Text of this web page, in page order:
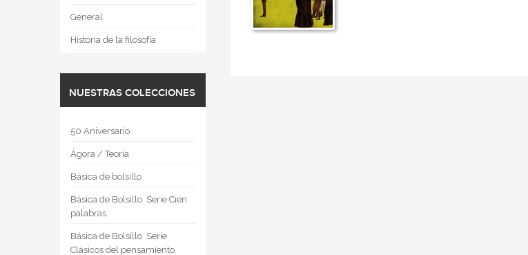
General
Historia de la filosofía
NUESTRAS COLECCIONES
50 Aniversario
Ágora / Teoría
Básica de bolsillo
Básica de Bolsillo  Serie Cien
palabras
Básica de Bolsillo  Serie
Clásicos del pensamiento